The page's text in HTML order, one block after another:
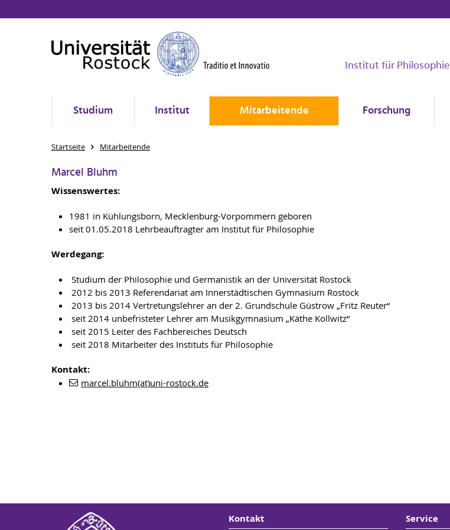
Institut für Philosophie
Studium Institut Mitarbeitende Forschung
Startseite Mitarbeitende
Marcel Bluhm
Wissenswertes:
1981 in Kühlungsborn, Mecklenburg-Vorpommern geboren
seit 01.05.2018 Lehrbeauftragter am Institut für Philosophie
Werdegang:
Studium der Philosophie und Germanistik an der Universität Rostock
2012 bis 2013 Referendariat am Innerstädtischen Gymnasium Rostock
2013 bis 2014 Vertretungslehrer an der 2. Grundschule Güstrow „Fritz Reuter“
seit 2014 unbefristeter Lehrer am Musikgymnasium „Käthe Kollwitz“
seit 2015 Leiter des Fachbereiches Deutsch
seit 2018 Mitarbeiter des Instituts für Philosophie
Kontakt:
marcel.bluhm(at)uni-rostock.de
Kontakt Service